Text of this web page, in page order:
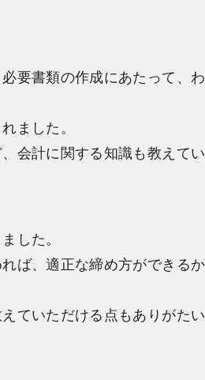
要書類の作成にあたって、
ました。
会計に関する知識も教えて
した。
ば、適正な締め方ができる
ていただける点もありがたい